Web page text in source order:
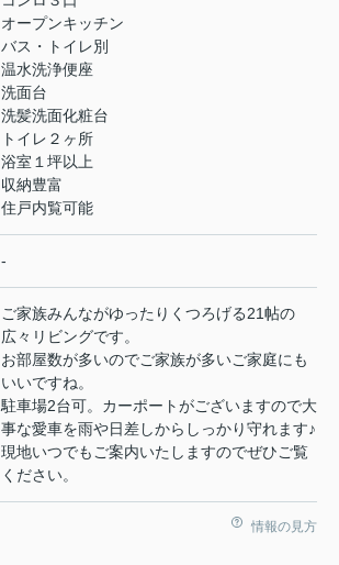
オープンキッチン
バス・トイレ別
温水洗浄便座
洗面台
洗髪洗面化粧台
トイレ２ヶ所
浴室１坪以上
収納豊富
住戸内覧可能
-
ご家族みんながゆったりくつろげる21帖の
広々リビングです。
お部屋数が多いのでご家族が多いご家庭にも
いいですね。
駐車場2台可。カーポートがございますので大
事な愛車を雨や日差しからしっかり守れます♪
現地いつでもご案内いたしますのでぜひご覧
ください。
情報の見方